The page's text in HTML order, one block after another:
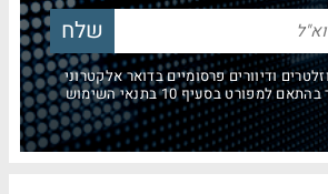
ודיוורים פרסומיים בדואר אלקטרוני
בסעיף 10 בתנאי השימוש